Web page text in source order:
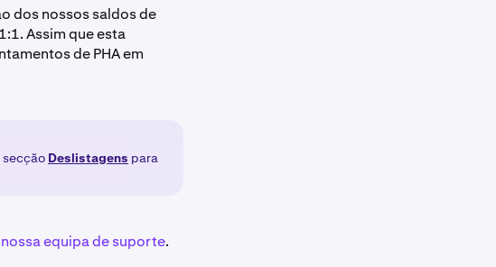
dos nossos saldos de
Assim que esta
de PHA em
secção Deslistagens para
equipa de suporte.